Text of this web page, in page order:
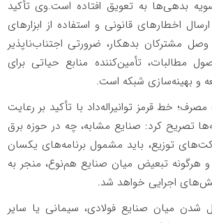
بدهی‌ها به تعویق افتاده است.وی تأکید
اخطارهای قانونی و استفاده از ابزارهای
مشترکان بدهکار، ضرورتی اجتناب‌ناپذیر
مطالبات، تأمین‌کننده منابع حیاتی برای
و بهینه‌سازی شبکه است.
خط قرمز توانیراله‌داد با تأکید بر رعایت
تصریح کرد: صنایع مشابه، چه در حوزه برق
توزیع، باید مشمول برنامه‌های یکسان
تبعیض میان صنایع هم‌نوع، منجر به
اجرایی خواهد شد.
شدن میان صنایع فولادی، سیمانی یا سایر